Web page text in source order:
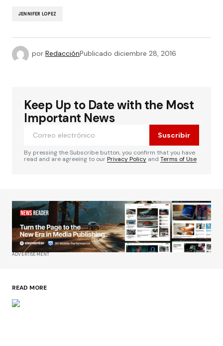
JENNIFER LOPEZ
por RedacciónPublicado diciembre 28, 2016
Keep Up to Date with the Most
Important News
Suscribir
By pressing the Subscribe button, you confirm that you have
read and are agreeing to ourPrivacy Policy and Terms of Use
ADVERTISEMENT
READ MORE